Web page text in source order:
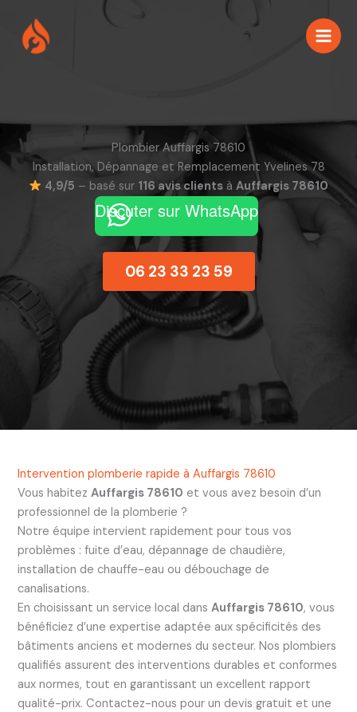
contenu
Plombier Auffargis 78610
Installation, Dépannage et Remplacement Yvelines 78
4,9/5 – basé sur 116 avis clients àAuffargis 78610
Discuter sur WhatsApp
06 23 33 23 59
Intervention plomberie rapide à Auffargis 78610
Vous habitez Auffargis 78610 et vous avez besoin d’un
professionnel de la plomberie ?
Notre équipe intervient rapidement pour tous vos
problèmes : fuite d’eau, dépannage de chaudière,
installation de chauffe-eau ou débouchage de
canalisations.
En choisissant un service local dans Auffargis 78610, vous
bénéficiez d’une expertise adaptée aux spécificités des
bâtiments anciens et modernes du secteur. Nos plombiers
qualifiés assurent des interventions durables et conformes
aux normes, tout en garantissant un excellent rapport
qualité-prix. Contactez-nous pour un devis gratuit et une